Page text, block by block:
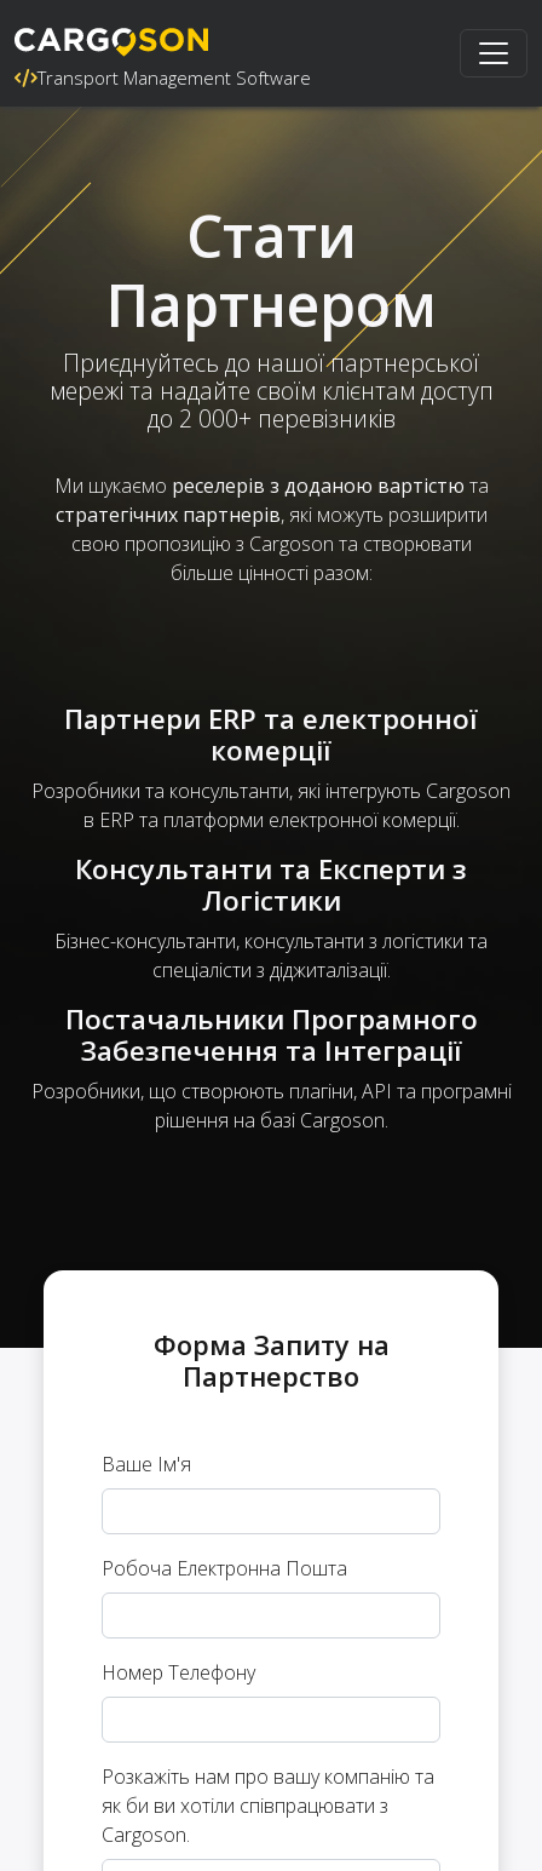
Transport Management Software
Стати
Партнером
Приєднуйтесь до нашої партнерської
мережі та надайте своїм клієнтам доступ
до 2 000+ перевізників
Ми шукаємо реселерів з доданою вартістю та
стратегічних партнерів, які можуть розширити
свою пропозицію з Cargoson та створювати
більше цінності разом:
Партнери ERP та електронної
комерції
Розробники та консультанти, які інтегрують Cargoson
в ERP та платформи електронної комерції.
Консультанти та Експерти з
Логістики
Бізнес-консультанти, консультанти з логістики та
спеціалісти з діджиталізації.
Постачальники Програмного
Забезпечення та Інтеграції
Розробники, що створюють плагіни, API та програмні
рішення на базі Cargoson.
Форма Запиту на
Партнерство
Ваше Ім'я
Робоча Електронна Пошта
Номер Телефону
Розкажіть нам про вашу компанію та
як би ви хотіли співпрацювати з
Cargoson.